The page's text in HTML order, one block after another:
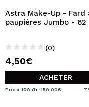
Astra Make-Up - Fard
paupières Jumbo - 62
(0)
4,50€
ACHETER
Prix x 100 Gr: 150,00€